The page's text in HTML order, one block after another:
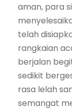
aman, para
telah
rangkaian
berjalan
sedikit
rasa lelah
semangat